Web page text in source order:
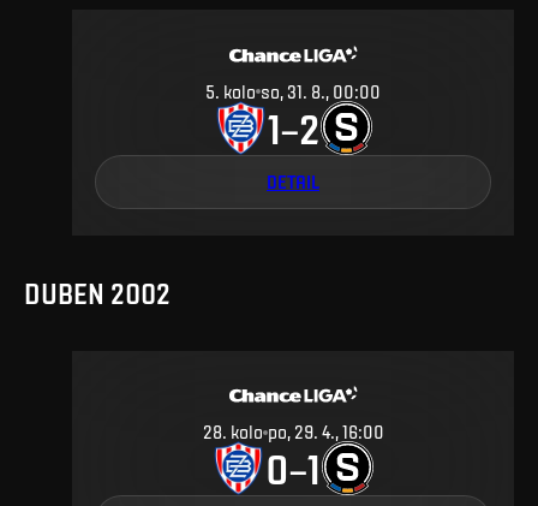
5. kolo so, 31. 8., 00:00
1–2
DETAIL
DUBEN 2002
28. kolo po, 29. 4., 16:00
0–1